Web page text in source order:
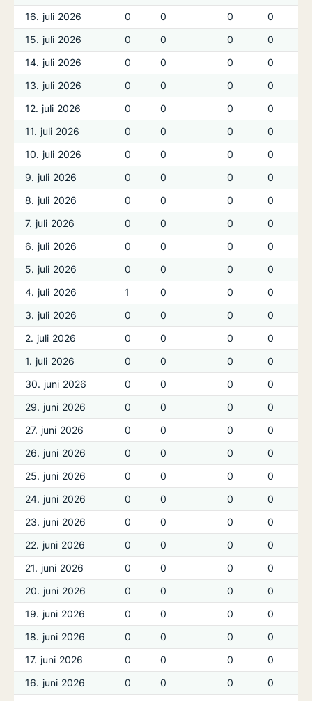
16. juli 2026
0 0 0 0
15. juli 2026
0 0 0 0
14. juli 2026
0 0 0 0
13. juli 2026
0 0 0 0
12. juli 2026
0 0 0 0
11. juli 2026
0 0 0 0
10. juli 2026
0 0 0 0
9. juli 2026
0 0 0 0
8. juli 2026
0 0 0 0
7. juli 2026
0 0 0 0
6. juli 2026
0 0 0 0
5. juli 2026
0 0 0 0
4. juli 2026
1 0 0 0
3. juli 2026
0 0 0 0
2. juli 2026
0 0 0 0
1. juli 2026
0 0 0 0
30. juni 2026
0 0 0 0
29. juni 2026
0 0 0 0
27. juni 2026
0 0 0 0
26. juni 2026
0 0 0 0
25. juni 2026
0 0 0 0
24. juni 2026
0 0 0 0
23. juni 2026
0 0 0 0
22. juni 2026
0 0 0 0
21. juni 2026
0 0 0 0
20. juni 2026
0 0 0 0
19. juni 2026
0 0 0 0
18. juni 2026
0 0 0 0
17. juni 2026
0 0 0 0
16. juni 2026
0 0 0 0